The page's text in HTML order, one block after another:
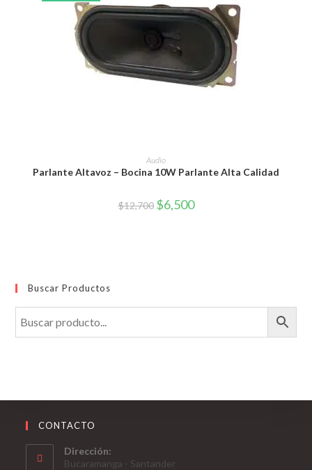
AÑADIR AL CARRITO
Audio
Parlante Altavoz – Bocina 10W Parlante Alta Calidad
$12,700 El
precio
$6,500El
precio
Buscar Productos
CONTACTO
Dirección:
Bucaramanga - Santander